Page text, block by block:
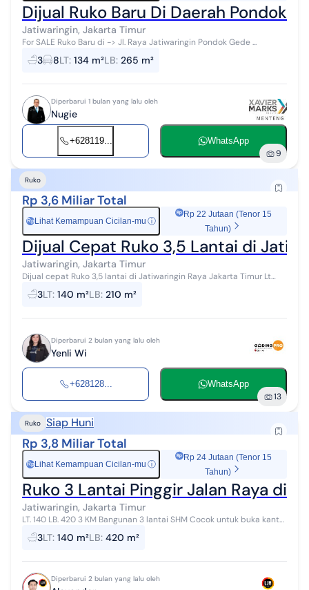
Dijual Ruko Baru Di Daerah Pondok
Jatiwaringin, Jakarta Timur
For SALE Ruko Baru di -> Jl. Raya Jatiwaringin Pondok Gede ...
3 8LT: 134 m²LB: 265 m²
Diperbarui 1 bulan yang lalu oleh
Nugie
+628119... WhatsApp
9
Ruko
Rp 3,6 Miliar Total
RpLihat Kemampuan Cicilan-mu ⓘ
Rp 22 Jutaan (Tenor 15
Tahun)
Dijual Cepat Ruko 3,5 Lantai di
Jatiwaringin, Jakarta Timur
Dijual cepat Ruko 3,5 lantai di Jatiwaringin Raya Jakarta Timur Lt
140m Lb 210m 12 x 5m ukuran bangunan per lantai 3,5 lantai Km 3
Parkir muat 6 ...
3LT: 140 m²LB: 210 m²
Diperbarui 2 bulan yang lalu oleh
Yenli Wi
+628128... WhatsApp
13
Ruko Siap Huni
Rp 3,8 Miliar Total
RpLihat Kemampuan Cicilan-mu ⓘ
Rp 24 Jutaan (Tenor 15
Tahun)
Ruko 3 Lantai Pinggir Jalan Raya di
Jatiwaringin, Jakarta Timur
LT. 140 LB. 420 3 KM Bangunan 3 lantai SHM Cocok untuk buka kantor
dan usaha lainnya Siap huni Hubungi Alex LJH Realty Grand Galaxy
-TW-
3LT: 140 m²LB: 420 m²
Diperbarui 2 bulan yang lalu oleh